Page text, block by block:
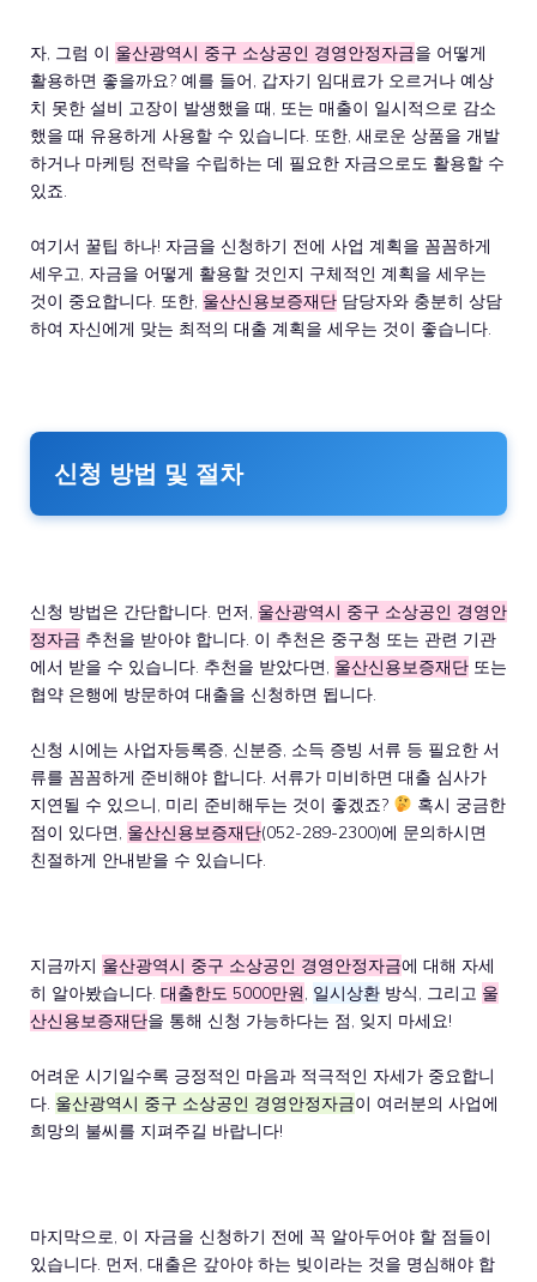
자, 그럼 이 울산광역시 중구 소상공인 경영안정자금을 어떻게
활용하면 좋을까요? 예를 들어, 갑자기 임대료가 오르거나 예상
치 못한 설비 고장이 발생했을 때, 또는 매출이 일시적으로 감소
했을 때 유용하게 사용할 수 있습니다. 또한, 새로운 상품을 개발
하거나 마케팅 전략을 수립하는 데 필요한 자금으로도 활용할 수
있죠.
여기서 꿀팁 하나! 자금을 신청하기 전에 사업 계획을 꼼꼼하게
세우고, 자금을 어떻게 활용할 것인지 구체적인 계획을 세우는
것이 중요합니다. 또한, 울산신용보증재단 담당자와 충분히 상담
하여 자신에게 맞는 최적의 대출 계획을 세우는 것이 좋습니다.
신청 방법 및 절차
신청 방법은 간단합니다. 먼저, 울산광역시 중구 소상공인 경영안
정자금 추천을 받아야 합니다. 이 추천은 중구청 또는 관련 기관
에서 받을 수 있습니다. 추천을 받았다면, 울산신용보증재단 또는
협약 은행에 방문하여 대출을 신청하면 됩니다.
신청 시에는 사업자등록증, 신분증, 소득 증빙 서류 등 필요한 서
류를 꼼꼼하게 준비해야 합니다. 서류가 미비하면 대출 심사가
지연될 수 있으니, 미리 준비해두는 것이 좋겠죠?
혹시 궁금한
점이 있다면, 울산신용보증재단(052-289-2300)에 문의하시면
친절하게 안내받을 수 있습니다.
지금까지 울산광역시 중구 소상공인 경영안정자금에 대해 자세
히 알아봤습니다. 대출한도 5000만원, 일시상환 방식, 그리고 울
산신용보증재단을 통해 신청 가능하다는 점, 잊지 마세요!
어려운 시기일수록 긍정적인 마음과 적극적인 자세가 중요합니
다. 울산광역시 중구 소상공인 경영안정자금이 여러분의 사업에
희망의 불씨를 지펴주길 바랍니다!
마지막으로, 이 자금을 신청하기 전에 꼭 알아두어야 할 점들이
있습니다. 먼저, 대출은 갚아야 하는 빚이라는 것을 명심해야 합